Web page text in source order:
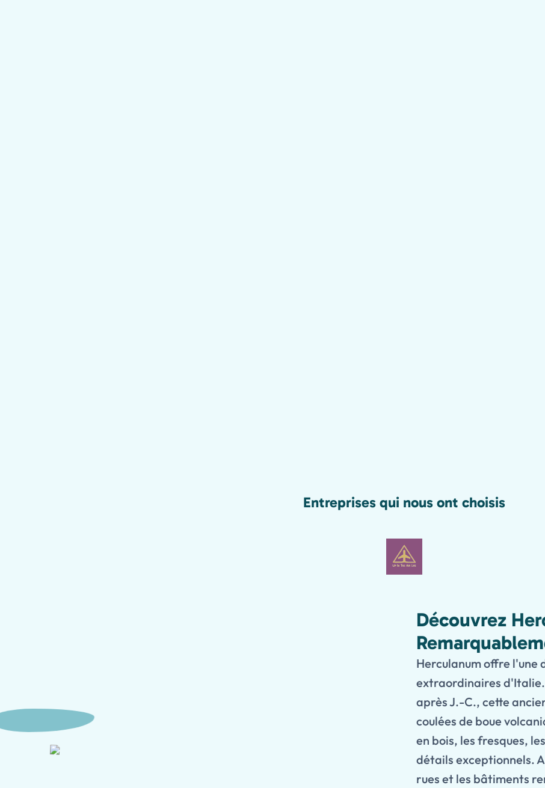
Entreprises qui nous ont choisis
Découvrez
Herculanum offre l'une
extraordinaires
après J.-C., cette
coulées de boue
en bois, les fresques,
détails exceptionnels.
rues et les bâtiments